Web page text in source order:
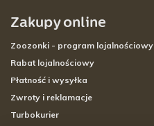
Zakupy online
Zoozonki - program lojalnościowy
Rabat lojalnościowy
Płatność i wysyłka
Zwroty i reklamacje
Turbokurier